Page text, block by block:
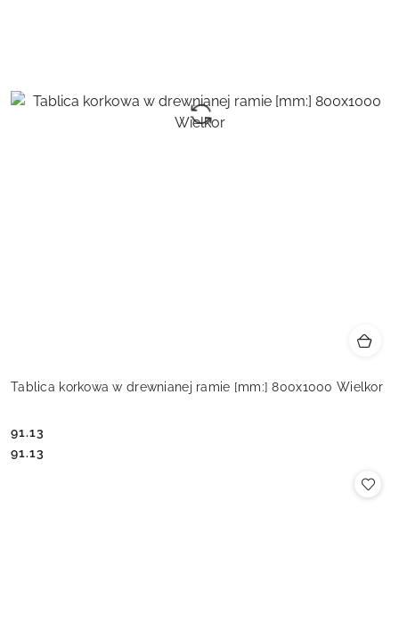
Tablica korkowa w drewnianej ramie [mm:] 800x1000 Wielkor
Cena:
91.13
Cena:
91.13